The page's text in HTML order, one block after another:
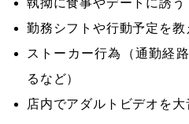
執拗に食事やデートに誘う
勤務シフトや行動予定を教
ストーカー行為（通勤経
るなど）
店内でアダルトビデオを